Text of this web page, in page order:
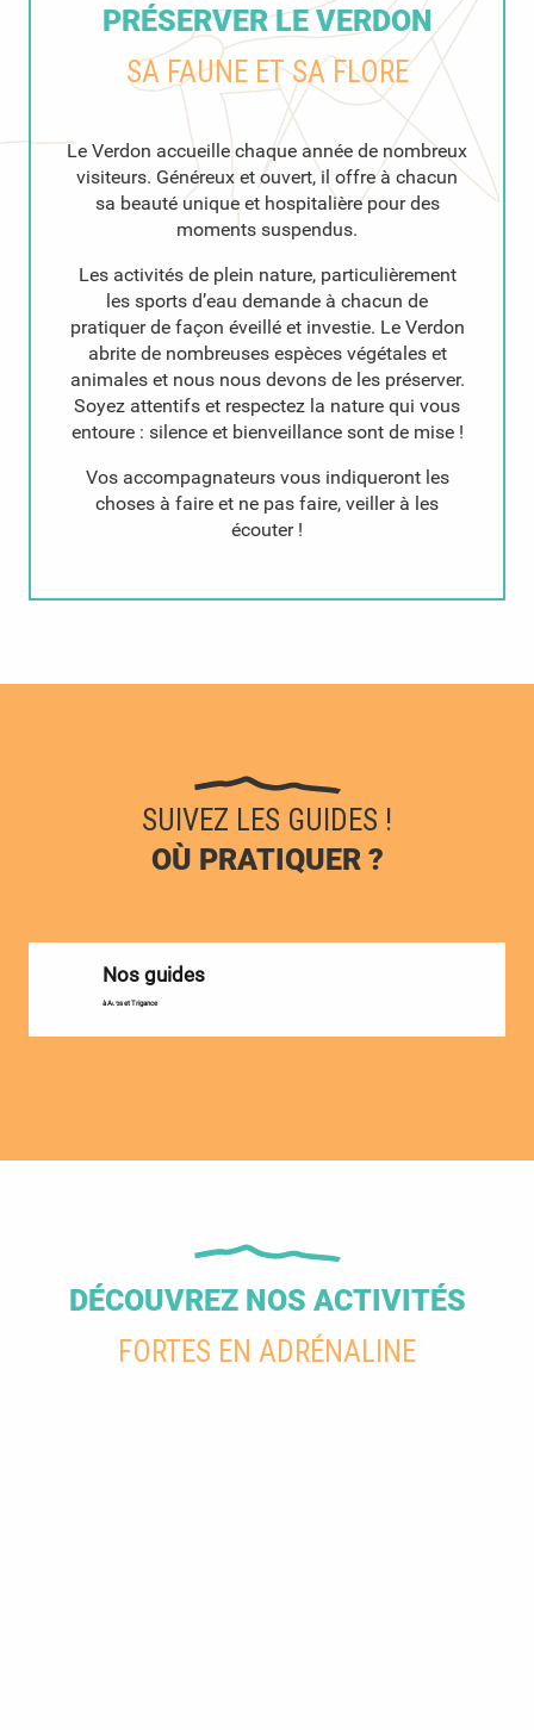
PRÉSERVER LE VERDON
SA FAUNE ET SA FLORE
Le Verdon accueille chaque année de nombreux
visiteurs. Généreux et ouvert, il offre à chacun
sa beauté unique et hospitalière pour des
moments suspendus.
Les activités de plein nature, particulièrement
les sports d’eau demande à chacun de
pratiquer de façon éveillé et investie. Le Verdon
abrite de nombreuses espèces végétales et
animales et nous nous devons de les préserver.
Soyez attentifs et respectez la nature qui vous
entoure : silence et bienveillance sont de mise !
Vos accompagnateurs vous indiqueront les
choses à faire et ne pas faire, veiller à les
écouter !
SUIVEZ LES GUIDES !
OÙ PRATIQUER ?
Nos guides
à Aups et Trigance
DÉCOUVREZ NOS ACTIVITÉS
FORTES EN ADRÉNALINE